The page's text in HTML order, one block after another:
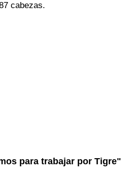
cabezas.
para trabajar por Tigre"